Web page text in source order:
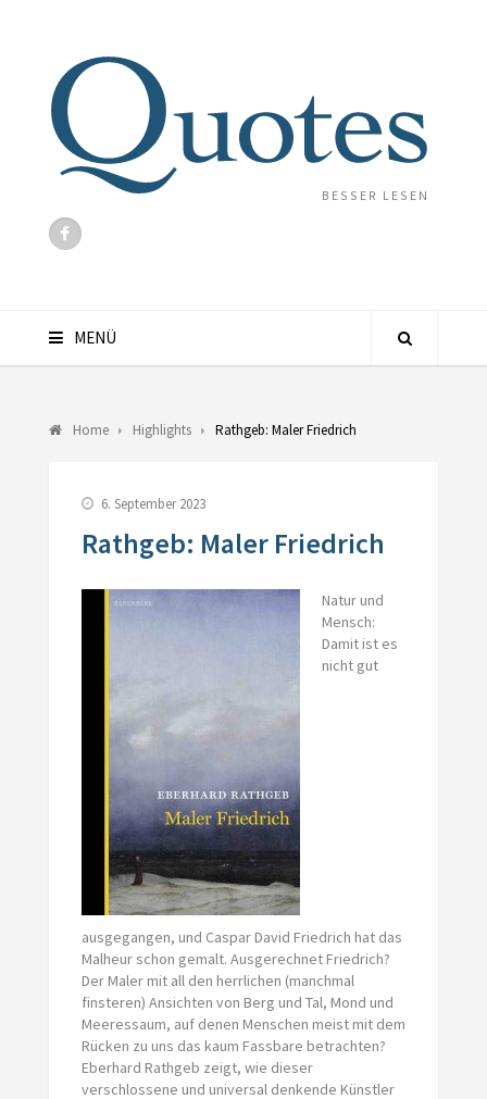
BESSER LESEN
MENÜ
Home Highlights Rathgeb: Maler Friedrich
6. September 2023
Rathgeb: Maler Friedrich
Natur und
Mensch:
Damit ist es
nicht gut
ausgegangen, und Caspar David Friedrich hat das
Malheur schon gemalt. Ausgerechnet Friedrich?
Der Maler mit all den herrlichen (manchmal
finsteren) Ansichten von Berg und Tal, Mond und
Meeressaum, auf denen Menschen meist mit dem
Rücken zu uns das kaum Fassbare betrachten?
Eberhard Rathgeb zeigt, wie dieser
verschlossene und universal denkende Künstler